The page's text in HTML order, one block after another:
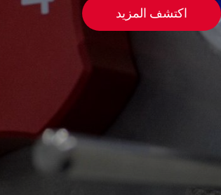
Spare Parts
اكتشف المزيد